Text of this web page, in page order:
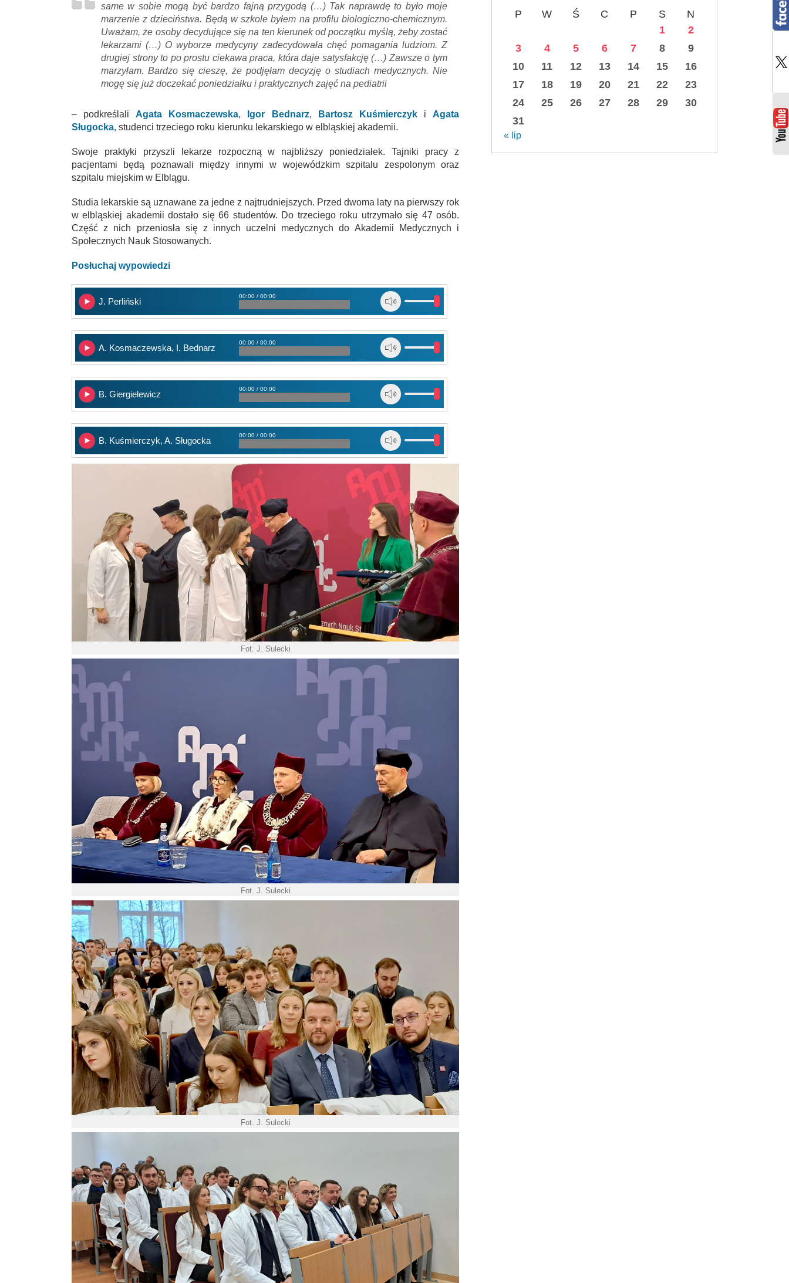
same w sobie mogą być bardzo fajną przygodą (…) Tak naprawdę to było moje
marzenie z dzieciństwa. Będą w szkole byłem na profilu biologiczno-chemicznym.
Uważam, że osoby decydujące się na ten kierunek od początku myślą, żeby zostać
lekarzami (…) O wyborze medycyny zadecydowała chęć pomagania ludziom. Z
drugiej strony to po prostu ciekawa praca, która daje satysfakcję (…) Zawsze o tym
marzyłam. Bardzo się cieszę, że podjęłam decyzję o studiach medycznych. Nie
mogę się już doczekać poniedziałku i praktycznych zajęć na pediatrii
– podkreślaliAgata Kosmaczewska, Igor Bednarz, Bartosz KuśmierczykiAgata
Sługocka, studenci trzeciego roku kierunku lekarskiego w elbląskiej akademii.
Swoje praktyki przyszli lekarze rozpoczną w najbliższy poniedziałek. Tajniki pracy z
pacjentami będą poznawali między innymi w wojewódzkim szpitalu zespolonym oraz
szpitalu miejskim w Elblągu.
Studia lekarskie są uznawane za jedne z najtrudniejszych. Przed dwoma laty na pierwszy rok
w elbląskiej akademii dostało się 66 studentów. Do trzeciego roku utrzymało się 47 osób.
Część z nich przeniosła się z innych uczelni medycznych do Akademii Medycznych i
Społecznych Nauk Stosowanych.
Posłuchaj wypowiedzi
J. Perliński
00:00 / 00:00
A. Kosmaczewska, I. Bednarz
00:00 / 00:00
B. Giergielewicz
00:00 / 00:00
B. Kuśmierczyk, A. Sługocka
00:00 / 00:00
Fot. J. Sulecki
Fot. J. Sulecki
Fot. J. Sulecki
P W Ś C P S
N
1
2
3
4 5 6 7 8
9
10
11 12 13 14 15
16
17
18 19 20 21 22
23
24
25 26 27 28 29
30
31
« lip